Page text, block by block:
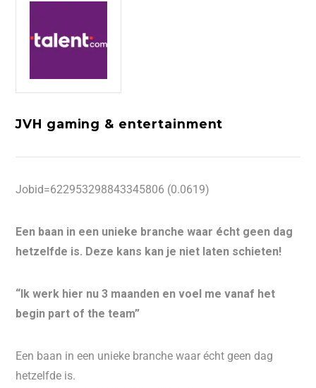
JVH gaming & entertainment
Jobid=622953298843345806 (0.0619)
Een baan in een unieke branche waar écht geen dag
hetzelfde is. Deze kans kan je niet laten schieten!
“Ik werk hier nu 3 maanden en voel me vanaf het
begin part of the team”
Een baan in een unieke branche waar écht geen dag
hetzelfde is.